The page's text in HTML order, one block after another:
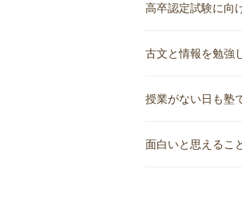
高卒認定試験に向
古文と情報を勉強
授業がない日も塾
面白いと思えるこ